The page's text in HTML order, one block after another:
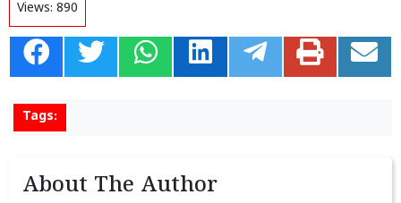
Views: 890
Tags:
About The Author